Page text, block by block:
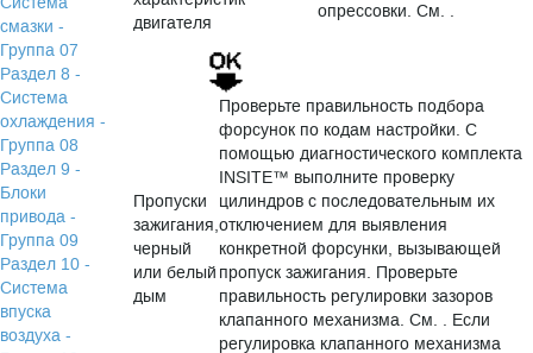
смазки -
Группа 07
Раздел 8 -
Система
охлаждения -
Группа 08
Раздел 9 -
Блоки
привода -
Группа 09
Раздел 10 -
Система
впуска
воздуха -
двигателя
опрессовки. См. .
Пропуски
зажигания,
черный
или белый
дым
Проверьте правильность подбора
форсунок по кодам настройки. С
помощью диагностического комплекта
INSITE™ выполните проверку
цилиндров с последовательным их
отключением для выявления
конкретной форсунки, вызывающей
пропуск зажигания. Проверьте
правильность регулировки зазоров
клапанного механизма. См. . Если
регулировка клапанного механизма